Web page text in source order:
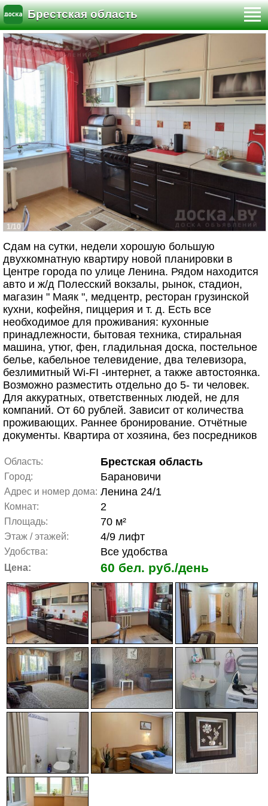
Брестская область
1/10
Сдам на сутки, недели хорошую большую
двухкомнатную квартиру новой планировки в
Центре города по улице Ленина. Рядом находится
авто и ж/д Полесский вокзалы, рынок, стадион,
магазин " Маяк ", медцентр, ресторан грузинской
кухни, кофейня, пиццерия и т. д. Есть все
необходимое для проживания: кухонные
принадлежности, бытовая техника, стиральная
машина, утюг, фен, гладильная доска, постельное
белье, кабельное телевидение, два телевизора,
безлимитный Wi-FI -интернет, а также автостоянка.
Возможно разместить отдельно до 5- ти человек.
Для аккуратных, ответственных людей, не для
компаний. От 60 рублей. Зависит от количества
проживающих. Раннее бронирование. Отчётные
документы. Квартира от хозяина, без посредников
Область: Брестская область
Город: Барановичи
Адрес и номер дома: Ленина 24/1
Комнат: 2
Площадь: 70 м²
Этаж / этажей: 4/9 лифт
Удобства: Все удобства
Цена: 60 бел. руб./день